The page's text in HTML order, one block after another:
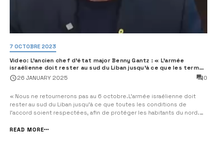
7 OCTOBRE 2023
Video: L’ancien chef d’état major Benny Gantz : « L’armée
israélienne doit rester au sud du Liban jusqu’à ce que les termes
de l’accord soient respectés »
26 JANUARY 2025 0
« Nous ne retournerons pas au 6 octobre.L’armée israélienne doit
rester au sud du Liban jusqu’à ce que toutes les conditions de
l’accord soient respectées, afin de protéger les habitants du nord.
frontière. Cela n’arrivera pas.L’État d’Israël...
READ MORE